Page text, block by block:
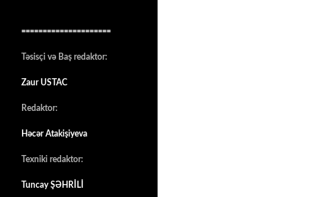
=====================
Təsisçi və Baş redaktor:
Zaur USTAC
Redaktor:
Həcər Atakişiyeva
Texniki redaktor:
Tuncay ŞƏHRİLİ